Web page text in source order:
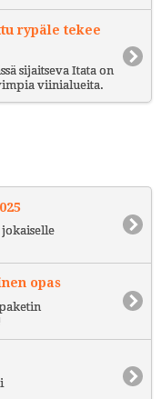
rypäle tekee
sijaitseva Itata on
viinialueita.
opas